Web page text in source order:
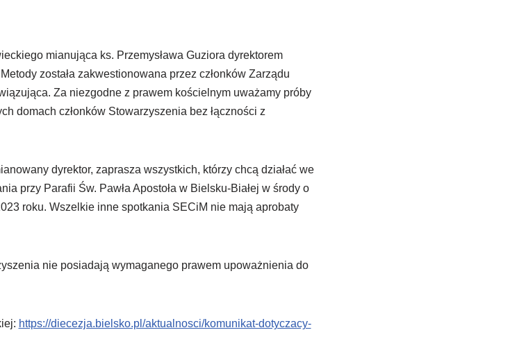
mianująca ks. Przemysława Guziora dyrektorem
została zakwestionowana przez członków Zarządu
Za niezgodne z prawem kościelnym uważamy próby
domach członków Stowarzyszenia bez łączności z
dyrektor, zaprasza wszystkich, którzy chcą działać we
przy Parafii Św. Pawła Apostoła w Bielsku-Białej w środy o
roku. Wszelkie inne spotkania SECiM nie mają aprobaty
nie posiadają wymaganego prawem upoważnienia do
https://diecezja.bielsko.pl/aktualnosci/komunikat-dotyczacy-